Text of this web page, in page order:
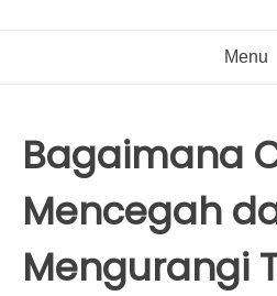
Menu
Bagaimana
Mencegah
Mengurangi